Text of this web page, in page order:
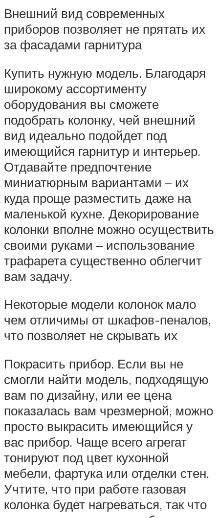
Внешний вид современных
приборов позволяет не прятать их
за фасадами гарнитура
Купить нужную модель. Благодаря
широкому ассортименту
оборудования вы сможете
подобрать колонку, чей внешний
вид идеально подойдет под
имеющийся гарнитур и интерьер.
Отдавайте предпочтение
миниатюрным вариантами – их
куда проще разместить даже на
маленькой кухне. Декорирование
колонки вполне можно осуществить
своими руками – использование
трафарета существенно облегчит
вам задачу.
Некоторые модели колонок мало
чем отличимы от шкафов-пеналов,
что позволяет не скрывать их
Покрасить прибор. Если вы не
смогли найти модель, подходящую
вам по дизайну, или ее цена
показалась вам чрезмерной, можно
просто выкрасить имеющийся у
вас прибор. Чаще всего агрегат
тонируют под цвет кухонной
мебели, фартука или отделки стен.
Учтите, что при работе газовая
колонка будет нагреваться, так что